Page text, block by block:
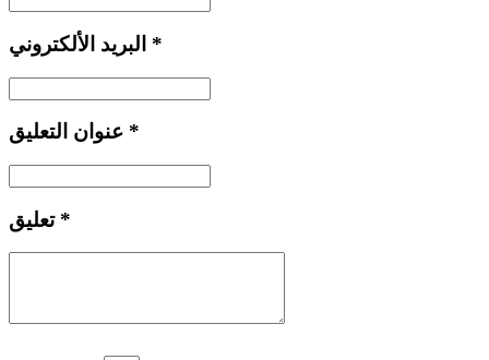
*
*
تعليق *